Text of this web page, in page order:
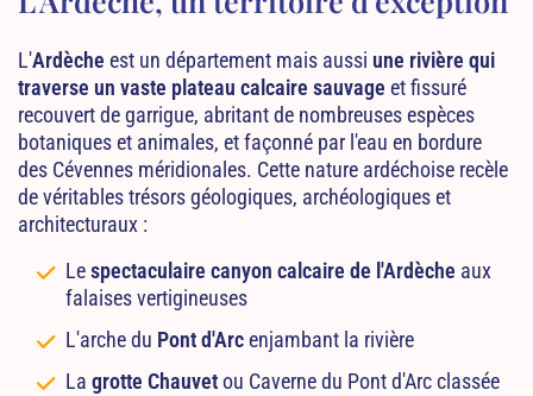
L'Ardèche est un département mais aussi une rivière qui
traverse un vaste plateau calcaire sauvage et fissuré
recouvert de garrigue, abritant de nombreuses espèces
botaniques et animales, et façonné par l'eau en bordure
des Cévennes méridionales. Cette nature ardéchoise recèle
de véritables trésors géologiques, archéologiques et
architecturaux :
Le spectaculaire canyon calcaire de l'Ardèche aux
falaises vertigineuses
L'arche du Pont d'Arc enjambant la rivière
La grotte Chauvet ou Caverne du Pont d'Arc classée